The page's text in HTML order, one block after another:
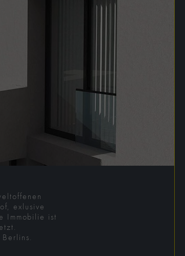
exlusive
Immobilie ist